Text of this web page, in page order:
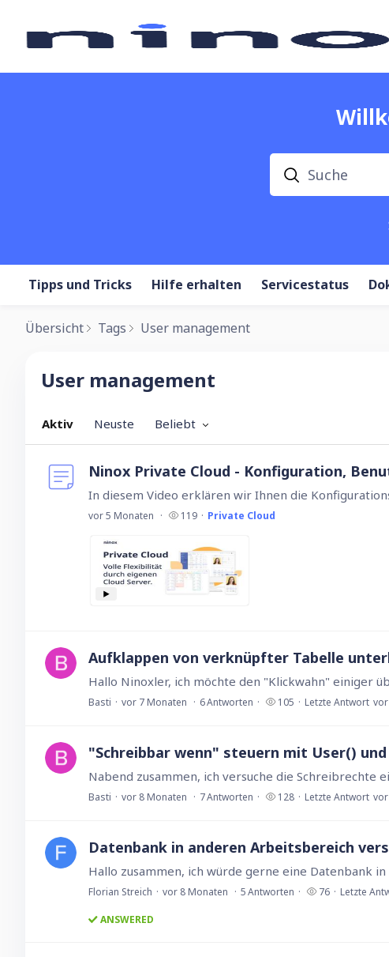
Suche
Tipps und Tricks Hilfe erhalten Servicestatus
Übersicht Tags User management
User management
Aktiv Neuste Beliebt
Ninox Private Cloud - Konfiguration,
vor 5 Monaten 119 Private Cloud
Aufklappen von verknüpfter Tabelle
Basti vor 7 Monaten 6Antworten 105 Letzte Antwort
"Schreibbar wenn" steuern mit User()
Basti vor 8 Monaten 7Antworten 128 Letzte Antwort
Datenbank in anderen Arbeitsbereich
Florian Streich vor 8 Monaten 5Antworten 76 Letzte
ANSWERED